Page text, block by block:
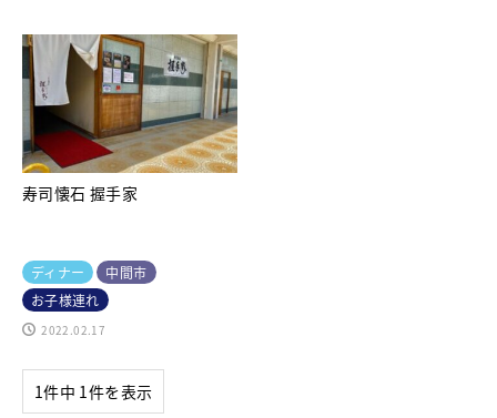
寿司懐石 握手家
ディナー
中間市
お子様連れ
2022.02.17
1件中 1件を表示